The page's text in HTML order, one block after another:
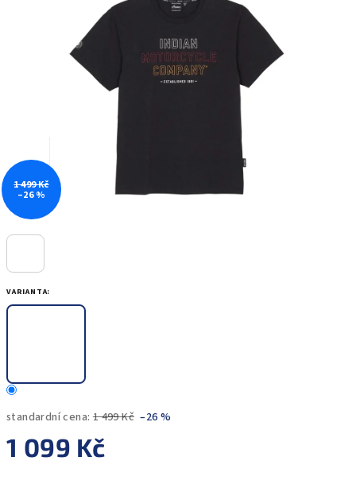
VARIANTA:
standardní cena: 1 499 Kč –26 %
1 099 Kč
5
1 499 Kč
–26 %